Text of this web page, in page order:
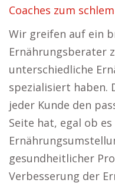
Coaches zum
Wir greifen auf ein
Ernährungsberater
unterschiedliche
spezialisiert haben.
jeder Kunde den
Seite hat, egal ob
gesundheitlicher
Verbesserung der